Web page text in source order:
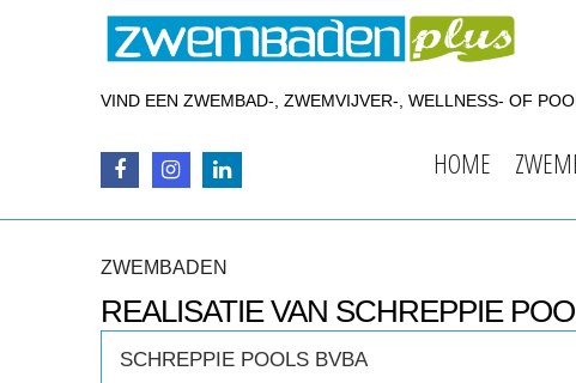
VIND EEN ZWEMBAD-, ZWEMVIJVER-, WELLNESS- OF
HOME
ZWEMBADEN
REALISATIE VAN SCHREPPIE
SCHREPPIE POOLS BVBA